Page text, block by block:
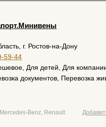
г. Ростов-на-Дону
59-44
Для детей, Для
документов, Перевозка
Benz, Renault